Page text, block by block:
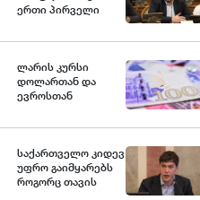
ერთი პირველი
მედიკამენტ
შეიძენს და
სახელმწიფო
პროგრამაში
მიქაუტაძე
ლარის კურსი
დოლართან და
ევროსთან
საქართველო კიდევ
უფრო გაიმყარებს
როგორც თავის